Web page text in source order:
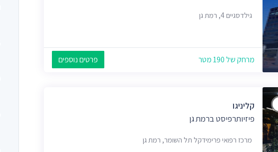
גילדסגיים 4, רמת גן
מרחק של 190 מטר פרטים נוספים
קליניגו
פיזיותרפיסט ברמת גן
מרכז רפואי פרימידקל תל השומר, רמת גן